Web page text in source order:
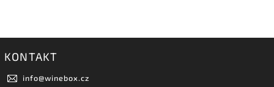
KONTAKT
info@winebox.cz